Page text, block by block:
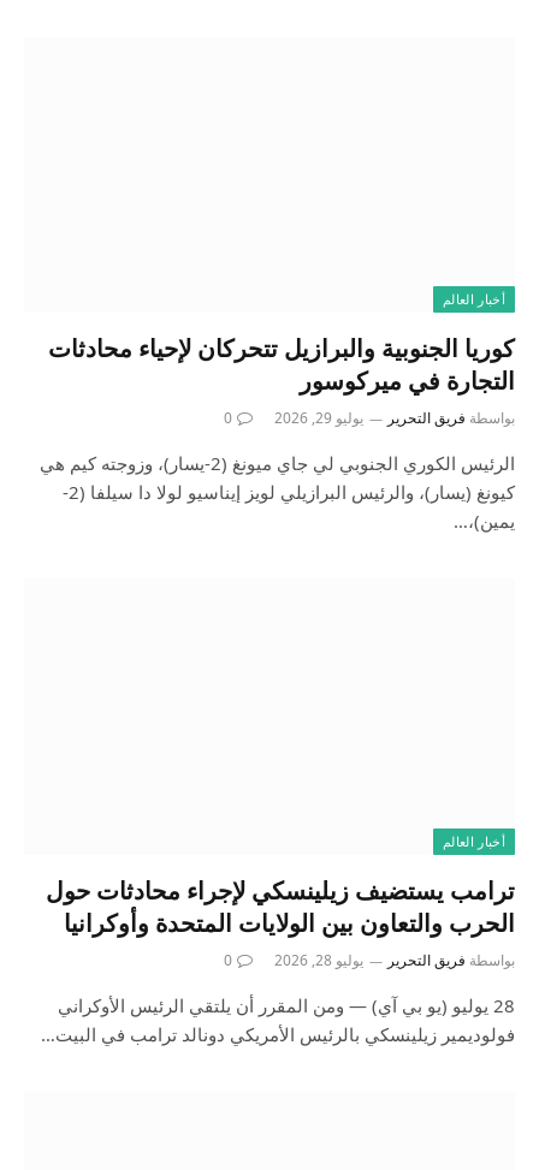
أخبار العالم
كوريا الجنوبية والبرازيل تتحركان لإحياء محادثات
التجارة في ميركوسور
بواسطة فريق التحرير يوليو 29, 2026 0
الرئيس الكوري الجنوبي لي جاي ميونغ (2-يسار)، وزوجته كيم هي
كيونغ (يسار)، والرئيس البرازيلي لويز إيناسيو لولا دا سيلفا (2-
يمين)،…
أخبار العالم
ترامب يستضيف زيلينسكي لإجراء محادثات حول
الحرب والتعاون بين الولايات المتحدة وأوكرانيا
بواسطة فريق التحرير يوليو 28, 2026 0
28 يوليو (يو بي آي) — ومن المقرر أن يلتقي الرئيس الأوكراني
فولوديمير زيلينسكي بالرئيس الأمريكي دونالد ترامب في البيت…